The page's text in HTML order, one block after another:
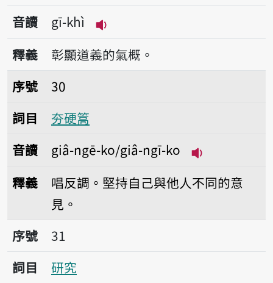
音讀
gī-khì
播放音讀gī-khì
釋義
彰顯道義的氣概。
序號30夯硬篙
序號
30
詞目
夯硬篙
音讀
giâ-ngē-ko/giâ-ngī-ko
釋義
唱反調。堅持自己與他人不同的意
見。
序號31研究
序號
31
詞目
研究